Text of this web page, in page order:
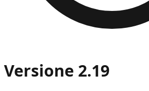
Versione 2.19